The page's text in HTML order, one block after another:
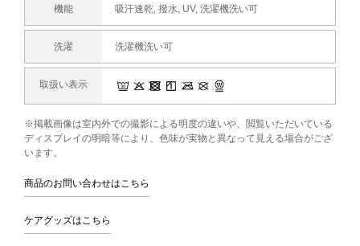
機能 吸汗速乾, 撥水, UV, 洗濯機洗い可
洗濯 洗濯機洗い可
取扱い表示
※掲載画像は室内外での撮影による明度の違いや、閲覧いただいている
ディスプレイの明暗等により、色味が実物と異なって見える場合がござ
います。
商品のお問い合わせはこちら
ケアグッズはこちら